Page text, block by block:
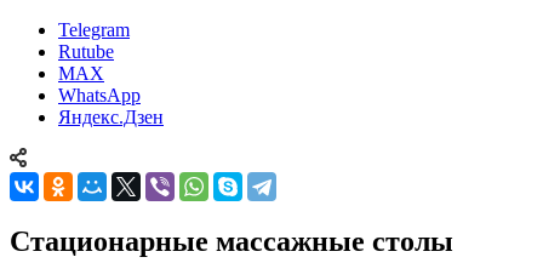
Telegram
Rutube
MAX
WhatsApp
Яндекс.Дзен
Стационарные массажные столы